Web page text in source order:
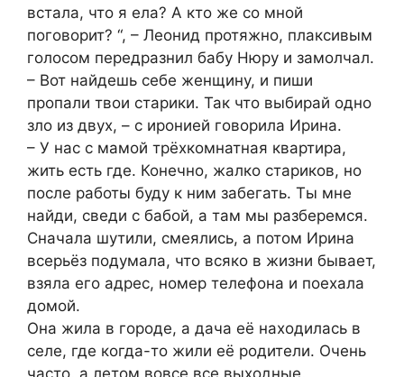
встала, что я ела? А кто же со мной
поговорит? “, – Леонид протяжно, плаксивым
голосом передразнил бабу Нюру и замолчал.
– Вот найдешь себе женщину, и пиши
пропали твои старики. Так что выбирай одно
зло из двух, – с иронией говорила Ирина.
– У нас с мамой трёхкомнатная квартира,
жить есть где. Конечно, жалко стариков, но
после работы буду к ним забегать. Ты мне
найди, сведи с бабой, а там мы разберемся.
Сначала шутили, смеялись, а потом Ирина
всерьёз подумала, что всяко в жизни бывает,
взяла его адрес, номер телефона и поехала
домой.
Она жила в городе, а дача её находилась в
селе, где когда-то жили её родители. Очень
часто, а летом вовсе все выходные,